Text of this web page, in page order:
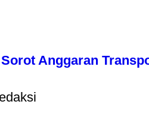
Anggaran